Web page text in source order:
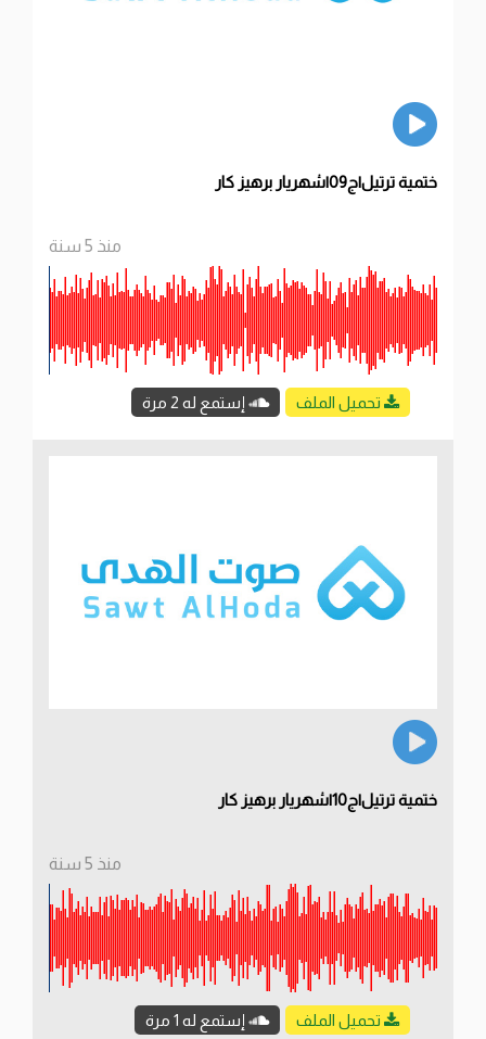
ختمية ترتيل|ج09|شهريار برهيز كار
منذ 5 سنة
تحميل الملف إستمع له 2 مرة
ختمية ترتيل|ج10|شهريار برهيز كار
منذ 5 سنة
تحميل الملف إستمع له 1 مرة